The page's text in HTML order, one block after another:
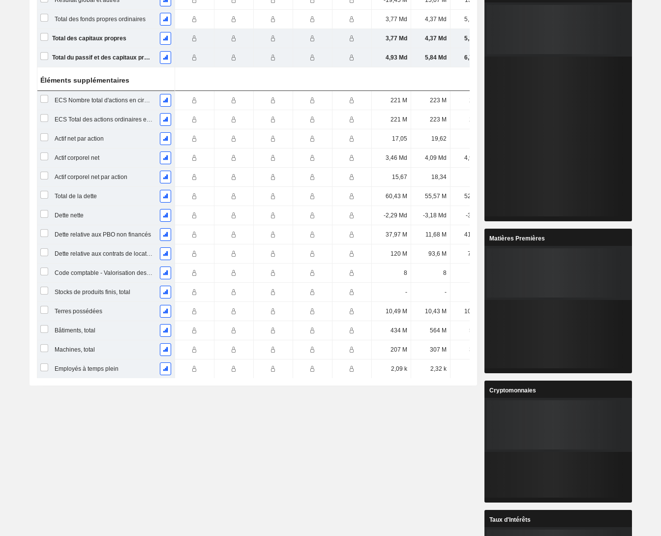
Total des fonds propres ordinaires 3,77 Md 4,37 Md 5,19 Md
Total des capitaux propres 3,77 Md 4,37 Md 5,19 Md
Total du passif et des capitaux propres 4,93 Md 5,84 Md 6,78 Md
Éléments supplémentaires
ECS Nombre total d'actions en circulation à la date de dépôt 221 M 223 M 225 M
ECS Total des actions ordinaires en circulation 221 M 223 M 224 M
Actif net par action 17,05 19,62
Actif corporel net 3,46 Md 4,09 Md 4,91 Md
Actif corporel net par action 15,67 18,34
Total de la dette 60,43 M 55,57 M 52,57 M
Dette nette -2,29 Md -3,18 Md -3,6 Md
Dette relative aux PBO non financés 37,97 M 11,68 M 41,18 M 45,85 M
Dette relative aux contrats de location 120 M 93,6 M 78,4 M
Code comptable - Valorisation des stocks 8 8
Stocks de produits finis, total - -
Terres possédées 10,49 M 10,43 M 10,93 M
Bâtiments, total 434 M 564 M 585 M
Machines, total 207 M 307 M 392 M
Employés à temps plein 2,09 k 2,32 k
Matières Premières
Cryptomonnaies
Taux d'Intérêts